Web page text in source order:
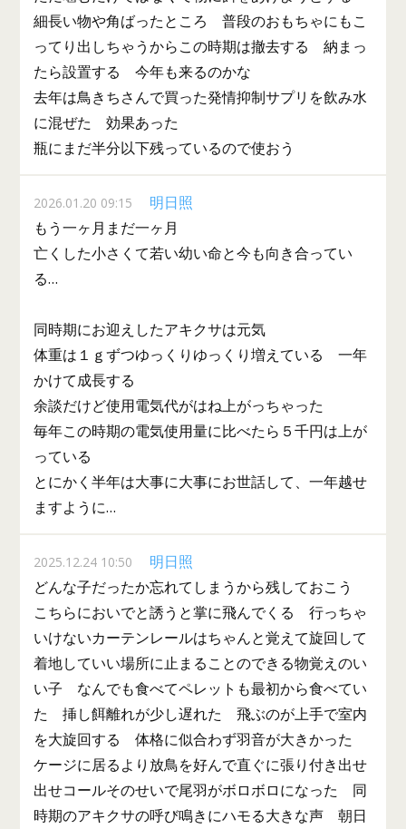
細長い物や角ばったところ 普段のおもちゃにもこ
ってり出しちゃうからこの時期は撤去する 納まっ
たら設置する 今年も来るのかな
去年は鳥きちさんで買った発情抑制サプリを飲み水
に混ぜた 効果あった
瓶にまだ半分以下残っているので使おう
2026.01.20 09:15
明日照
もう一ヶ月まだ一ヶ月
亡くした小さくて若い幼い命と今も向き合ってい
る…
同時期にお迎えしたアキクサは元気
体重は１ｇずつゆっくりゆっくり増えている 一年
かけて成長する
余談だけど使用電気代がはね上がっちゃった
毎年この時期の電気使用量に比べたら５千円は上が
っている
とにかく半年は大事に大事にお世話して、一年越せ
ますように…
2025.12.24 10:50
明日照
どんな子だったか忘れてしまうから残しておこう
こちらにおいでと誘うと掌に飛んでくる 行っちゃ
いけないカーテンレールはちゃんと覚えて旋回して
着地していい場所に止まることのできる物覚えのい
い子 なんでも食べてペレットも最初から食べてい
た 挿し餌離れが少し遅れた 飛ぶのが上手で室内
を大旋回する 体格に似合わず羽音が大きかった
ケージに居るより放鳥を好んで直ぐに張り付き出せ
出せコールそのせいで尾羽がボロボロになった 同
時期のアキクサの呼び鳴きにハモる大きな声 朝日